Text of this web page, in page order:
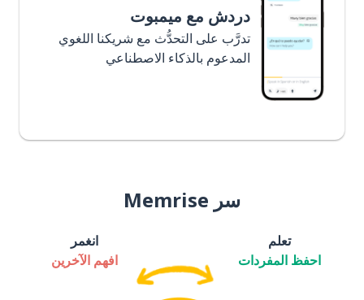
دردش مع ميمبوت
تدرَّب على التحدُّث مع شريكنا اللغوي
المدعوم بالذكاء الاصطناعي
سر Memrise
تعلم
احفظ المفردات
انغمر
افهم الآخرين